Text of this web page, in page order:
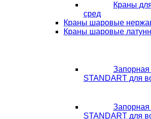
Краны
сред
Краны шаровые
Краны шаровые
Запорная
STANDART для
Запорная
STANDART для